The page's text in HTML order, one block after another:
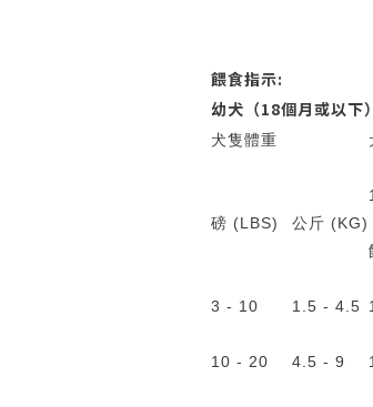
餵食指示:
幼犬（18個月或以下）
犬隻體重
磅 (LBS) 公斤 (KG)
3 - 10 1.5 - 4.5
10 - 20 4.5 - 9